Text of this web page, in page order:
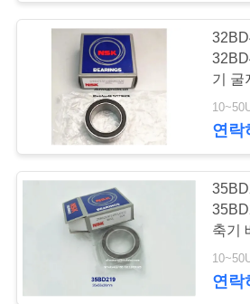
처
이
자동차 휠 허
링
자동차 발전
링
기 굴
연락
축기
연락